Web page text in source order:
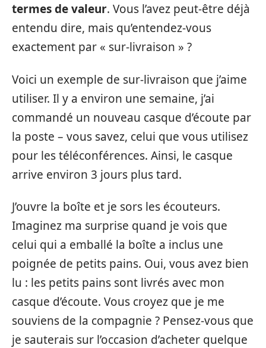
termes de valeur. Vous l’avez peut-être déjà
entendu dire, mais qu’entendez-vous
exactement par « sur-livraison » ?
Voici un exemple de sur-livraison que j’aime
utiliser. Il y a environ une semaine, j’ai
commandé un nouveau casque d’écoute par
la poste – vous savez, celui que vous utilisez
pour les téléconférences. Ainsi, le casque
arrive environ 3 jours plus tard.
J’ouvre la boîte et je sors les écouteurs.
Imaginez ma surprise quand je vois que
celui qui a emballé la boîte a inclus une
poignée de petits pains. Oui, vous avez bien
lu : les petits pains sont livrés avec mon
casque d’écoute. Vous croyez que je me
souviens de la compagnie ? Pensez-vous que
je sauterais sur l’occasion d’acheter quelque